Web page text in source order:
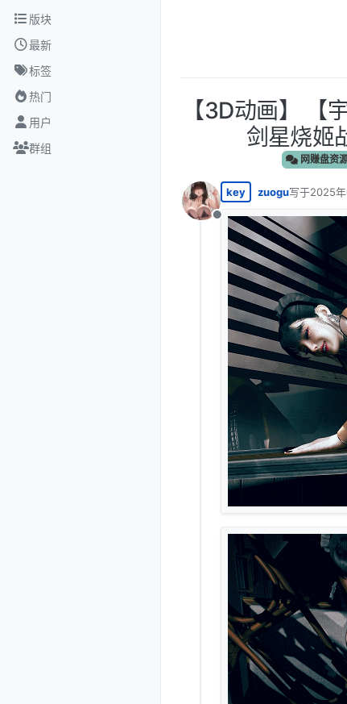
跳转至内容
版块
最新
标签
热门
用户
群组
【3D动画】 【
剑星烧姬
网赚盘资
离线
key zuogu写于2025
最后由 编辑